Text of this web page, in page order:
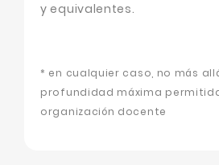
y equivalentes.
* en cualquier caso, no más
profundidad máxima
organización docente